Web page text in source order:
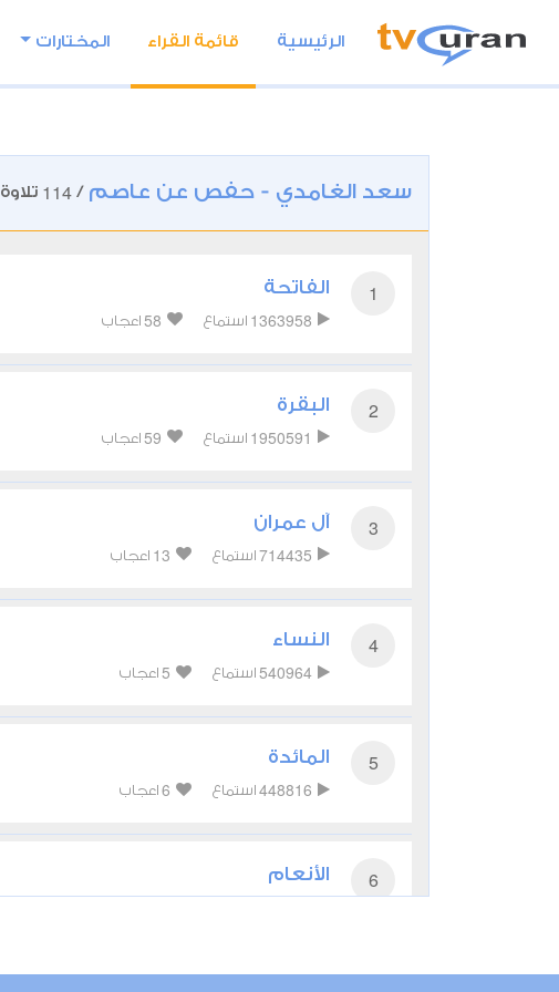
الرئيسية قائمة القراء المختارات
سعد الغامدي - حفص عن عاصم /
114 تلاوة
1 الفاتحة
1363958 استماع 58 اعجاب
2 البقرة
1950591 استماع 59 اعجاب
3 آل عمران
714435 استماع 13 اعجاب
4 النساء
540964 استماع 5 اعجاب
5 المائدة
448816 استماع 6 اعجاب
6 الأنعام